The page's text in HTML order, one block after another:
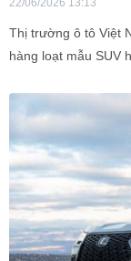
22/06/2026 13:13
Thị trường ô tô Việt
hàng loạt mẫu SUV